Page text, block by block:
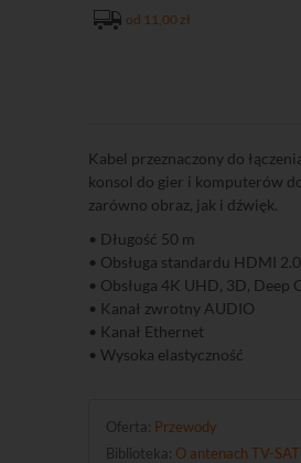
od 11,00 zł
Kabel przeznaczony do
konsol do gier i komputerów
zarówno obraz, jak i dźwięk.
• Długość 50 m
• Obsługa standardu HDMI
• Obsługa 4K UHD, 3D, Deep
• Kanał zwrotny AUDIO
• Kanał Ethernet
• Wysoka elastyczność
Oferta: Przewody
Biblioteka: O antenach TV-